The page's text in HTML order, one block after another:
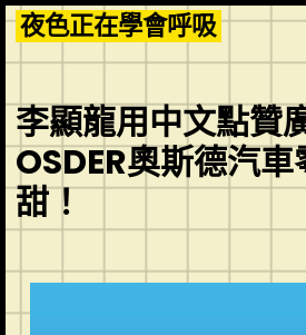
Skip
to
content
夜色正在學會呼吸
李顯龍用中文點贊
OSDER奧斯德汽
甜！